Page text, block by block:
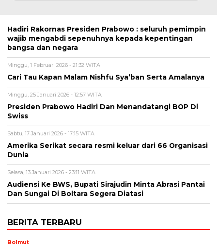
Hadiri Rakornas Presiden Prabowo : seluruh pemimpin
wajib mengabdi sepenuhnya kepada kepentingan
bangsa dan negara
Minggu, 1 Februari 2026 - 21:32 WITA
Cari Tau Kapan Malam Nishfu Sya’ban Serta Amalanya
Minggu, 25 Januari 2026 - 12:57 WITA
Presiden Prabowo Hadiri Dan Menandatangi BOP Di
Swiss
Sabtu, 17 Januari 2026 - 17:15 WITA
Amerika Serikat secara resmi keluar dari 66 Organisasi
Dunia
Selasa, 13 Januari 2026 - 23:11 WITA
Audiensi Ke BWS, Bupati Sirajudin Minta Abrasi Pantai
Dan Sungai Di Boltara Segera Diatasi
BERITA TERBARU
Bolmut